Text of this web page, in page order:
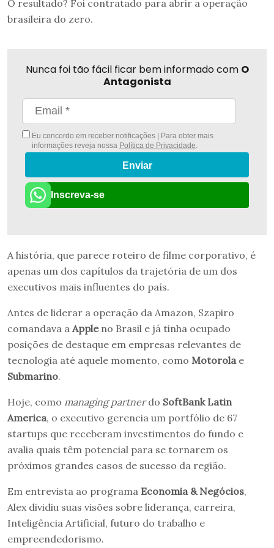
O resultado? Foi contratado para abrir a operação
brasileira do zero.
Nunca foi tão fácil ficar bem informado com O
Antagonista
Eu concordo em receber notificações | Para obter mais
informações reveja nossa Política de Privacidade.
Enviar
Inscreva-se
A história, que parece roteiro de filme corporativo, é
apenas um dos capítulos da trajetória de um dos
executivos mais influentes do país.
Antes de liderar a operação da Amazon, Szapiro
comandava a Appleno Brasil e já tinha ocupado
posições de destaque em empresas relevantes de
tecnologia até aquele momento, como Motorolae
Submarino.
Hoje, como managing partnerdo SoftBank Latin
America, o executivo gerencia um portfólio de 67
startups que receberam investimentos do fundo e
avalia quais têm potencial para se tornarem os
próximos grandes casos de sucesso da região.
Em entrevista ao programa Economia & Negócios,
Alex dividiu suas visões sobre liderança, carreira,
Inteligência Artificial, futuro do trabalho e
empreendedorismo.